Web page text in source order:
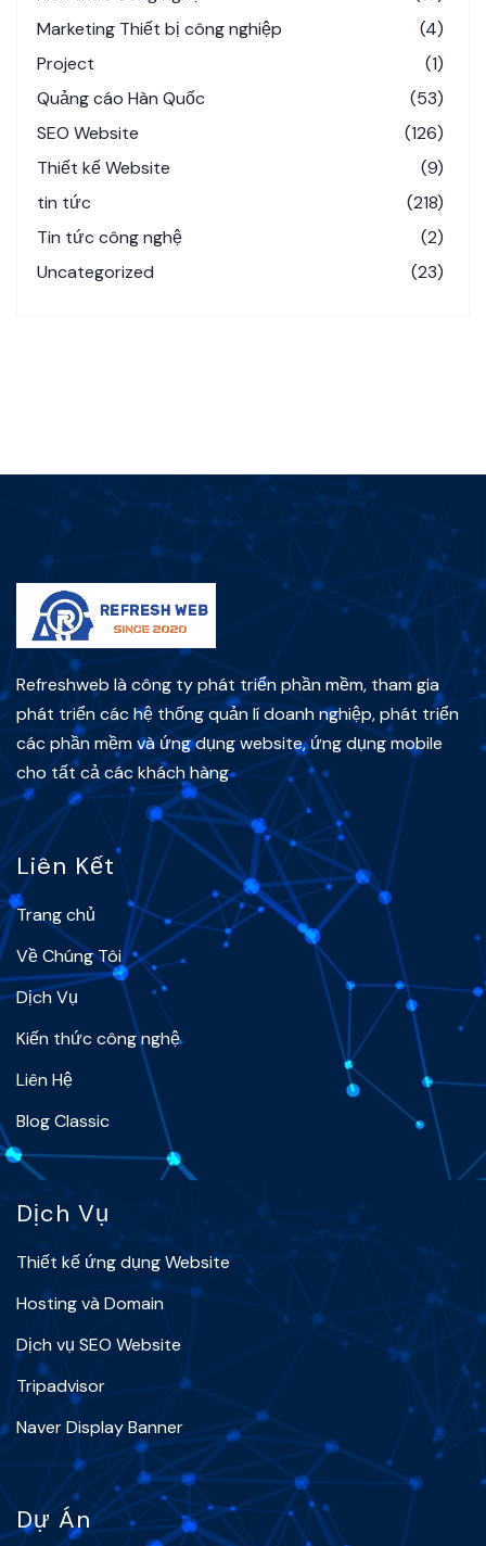
Marketing Thiết bị công nghiệp
(4)
Project
(1)
Quảng cáo Hàn Quốc
(53)
SEO Website
(126)
Thiết kế Website
(9)
tin tức
(218)
Tin tức công nghệ
(2)
Uncategorized
(23)
Refreshweb là công ty phát triển phần mềm, tham gia
phát triển các hệ thống quản lí doanh nghiệp, phát triển
các phần mềm và ứng dụng website, ứng dụng mobile
cho tất cả các khách hàng
Liên Kết
Trang chủ
Về Chúng Tôi
Dịch Vụ
Kiến thức công nghệ
Liên Hệ
Blog Classic
Dịch Vụ
Thiết kế ứng dụng Website
Hosting và Domain
Dịch vụ SEO Website
Tripadvisor
Naver Display Banner
Dự Án